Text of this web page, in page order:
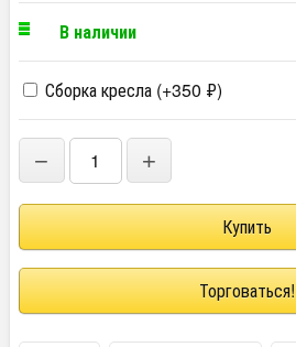
В наличии
Сборка кресла (+350 ₽)
− +
Торговаться!